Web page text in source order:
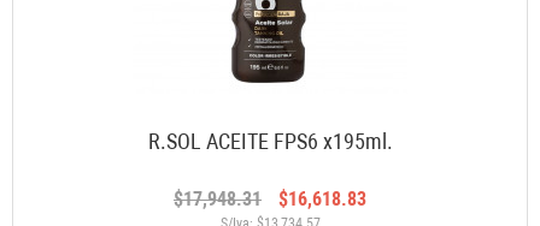
R.SOL ACEITE FPS6 x195ml.
$17,948.31 $16,618.83